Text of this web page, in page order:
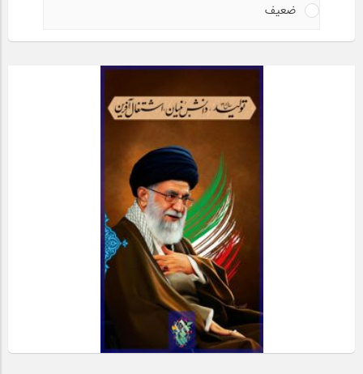
ضعیف